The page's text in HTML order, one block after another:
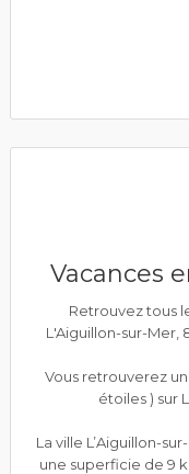
Vacances
Retrouvez tous
L'Aiguillon-sur-Mer,
Vous retrouverez
étoiles ) sur
La ville L’Aiguillon-
une superficie de 9